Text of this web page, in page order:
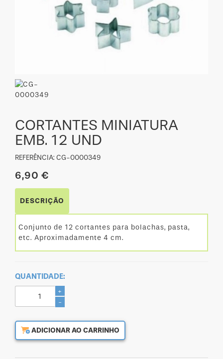
CORTANTES MINIATURA
EMB. 12 UND
REFERÊNCIA: CG-0000349
6,90 €
DESCRIÇÃO
Conjunto de 12 cortantes para bolachas, pasta,
etc. Aproximadamente 4 cm.
QUANTIDADE:
+
-
ADICIONAR AO CARRINHO